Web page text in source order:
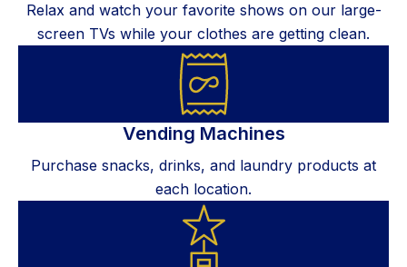
Relax and watch your favorite shows on our large-
screen TVs while your clothes are getting clean.
Vending Machines
Purchase snacks, drinks, and laundry products at
each location.